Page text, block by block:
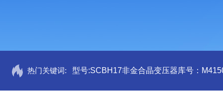
热门关键词: 型号:SCBH17非金合晶变压器库号：